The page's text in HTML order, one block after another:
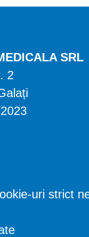
SRL
2
uri strict